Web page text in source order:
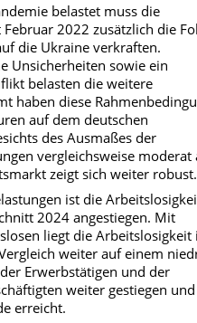
belastet muss die
2022 zusätzlich die
die Ukraine verkraften.
Unsicherheiten sowie ein
belasten die weitere
haben diese
auf dem deutschen
des Ausmaßes der
vergleichsweise moderat
zeigt sich weiter robust.
ist die
2024 angestiegen. Mit
liegt die Arbeitslosigkeit
weiter auf einem
Erwerbstätigen und der
weiter gestiegen und
erreicht.